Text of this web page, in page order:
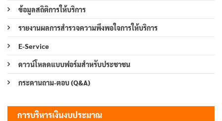
ข้อมูลสถิติการให้บริการ
รายงานผลการสำรวจความพึงพอใจการให้บริการ
E-Service
ดาวน์โหลดแบบฟอร์มสำหรับประชาชน
กระดานถาม-ตอบ (Q&A)
การบริหารเงินงบประมาณ